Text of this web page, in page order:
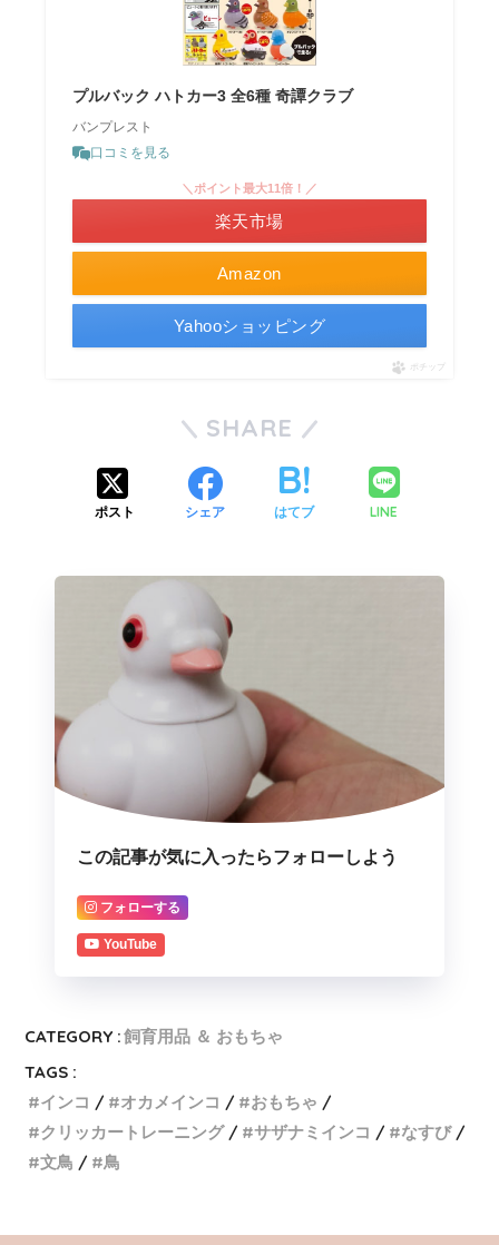
プルバック ハトカー3 全6種 奇譚クラブ
バンプレスト
口コミを見る
Amazon
＼ポイント最大11倍！／
楽天市場
Yahooショッピング
ポチップ
SHARE
ポスト シェア はてブ LINE
この記事が気に入ったらフォローしよう
フォローする
YouTube
CATEGORY :飼育用品 ＆ おもちゃ
TAGS :
インコ
オカメインコ
おもちゃ
クリッカートレーニング
サザナミインコ
なすび
文鳥
鳥